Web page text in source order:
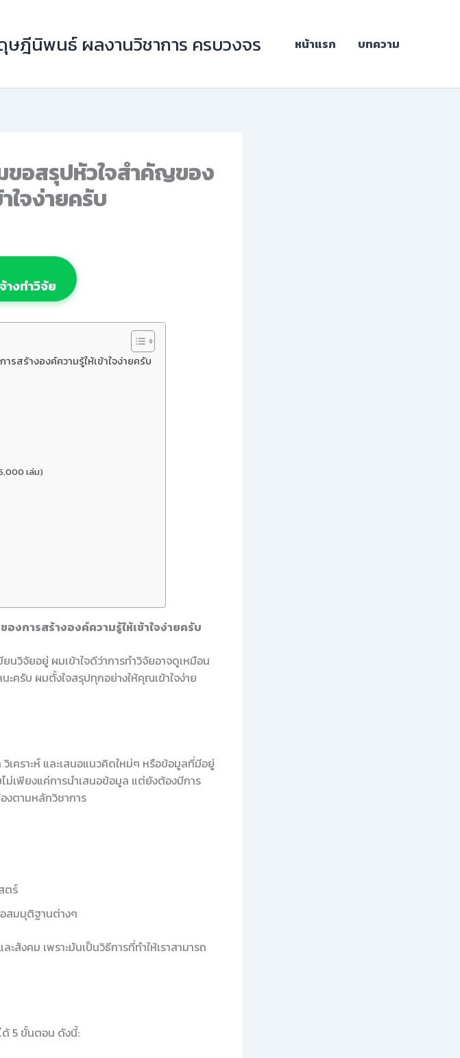
ฎีนิพนธ์ ผลงานวิชาการ ครบวงจร หน้าแรก บทความ
ขอสรุปหัวใจสำคัญของ
ใจง่ายครับ
างทำวิจัย
รสร้างองค์ความรู้ให้เข้าใจง่ายครับ
เล่ม)
งการสร้างองค์ความรู้ให้เข้าใจง่ายครับ
วิจัยอยู่ ผมเข้าใจดีว่าการทำวิจัยอาจดูเหมือน
ะครับ ผมตั้งใจสรุปทุกอย่างให้คุณเข้าใจง่าย
เคราะห์ และเสนอแนวคิดใหม่ๆ หรือข้อมูลที่มีอยู่
ม่เพียงแค่การนำเสนอข้อมูล แต่ยังต้องมีการ
งตามหลักวิชาการ
ตร์
สมมุติฐานต่างๆ
สังคม เพราะมันเป็นวิธีการที่ทำให้เราสามารถ
ด้ 5 ขั้นตอน ดังนี้: